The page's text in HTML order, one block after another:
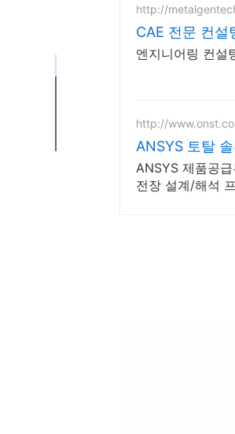
http://
CAE 전문 컨설
엔지니어링 컨설
http://
ANSYS 토탈
ANSYS 제품공
전장 설계/해석